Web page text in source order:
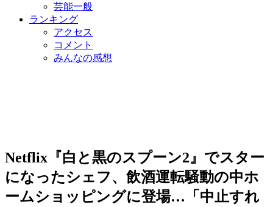
芸能一般
ランキング
アクセス
コメント
みんなの感想
Netflix『白と黒のスプーン2』でスター
になったシェフ、飲酒運転騒動の中ホ
ームショッピングに登場…「中止すれ